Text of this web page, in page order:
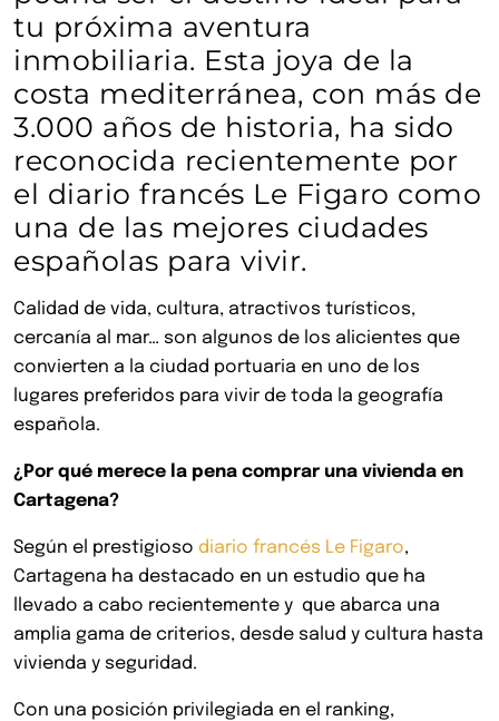
tu próxima aventura
inmobiliaria. Esta joya de la
costa mediterránea, con más de
3.000 años de historia, ha sido
reconocida recientemente por
el diario francés Le Figaro como
una de las mejores ciudades
españolas para vivir.
Calidad de vida, cultura, atractivos turísticos,
cercanía al mar… son algunos de los alicientes que
convierten a la ciudad portuaria en uno de los
lugares preferidos para vivir de toda la geografía
española.
¿Por qué merece la pena comprar una vivienda en
Cartagena?
Según el prestigioso diario francés Le Figaro,
Cartagena ha destacado en un estudio que ha
llevado a cabo recientemente y que abarca una
amplia gama de criterios, desde salud y cultura hasta
vivienda y seguridad.
Con una posición privilegiada en el ranking,